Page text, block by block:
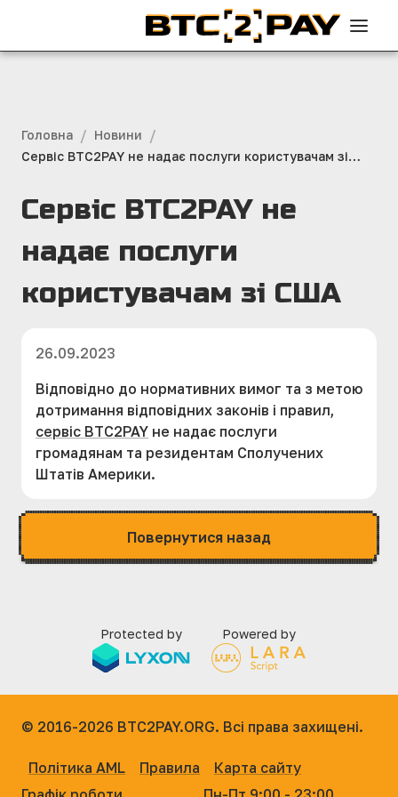
Головна / Новини /
Сервіс BTC2PAY не надає послуги користувачам зі
Сервіс BTC2PAY не
надає послуги
користувачам зі США
26.09.2023
Відповідно до нормативних вимог та з метою
дотримання відповідних законів і правил,
сервіс BTC2PAY не надає послуги
громадянам та резидентам Сполучених
Штатів Америки.
Повернутися назад
Protected by Powered by
© 2016-2026 BTC2PAY.ORG. Всі права захищені.
Політика AML Правила
Карта сайту